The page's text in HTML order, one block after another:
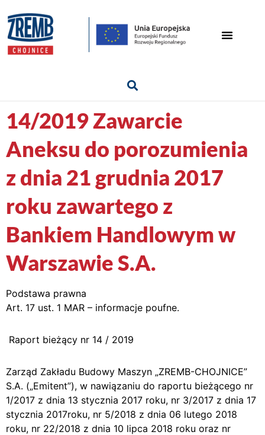
14/2019 Zawarcie
Aneksu do porozumienia
z dnia 21 grudnia 2017
roku zawartego z
Bankiem Handlowym w
Warszawie S.A.
Podstawa prawna
Art. 17 ust. 1 MAR – informacje poufne.
Raport bieżący nr 14 / 2019
Zarząd Zakładu Budowy Maszyn „ZREMB-CHOJNICE”
S.A. („Emitent”), w nawiązaniu do raportu bieżącego nr
1/2017 z dnia 13 stycznia 2017 roku, nr 3/2017 z dnia 17
stycznia 2017roku, nr 5/2018 z dnia 06 lutego 2018
roku, nr 22/2018 z dnia 10 lipca 2018 roku oraz nr